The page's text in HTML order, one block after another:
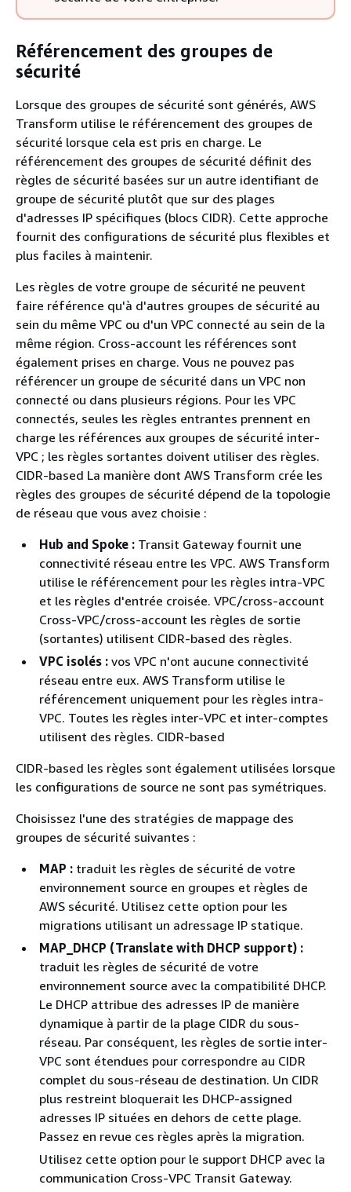
Référencement des groupes de
sécurité
Lorsque des groupes de sécurité sont générés, AWS
Transform utilise le référencement des groupes de
sécurité lorsque cela est pris en charge. Le
référencement des groupes de sécurité définit des
règles de sécurité basées sur un autre identifiant de
groupe de sécurité plutôt que sur des plages
d'adresses IP spécifiques (blocs CIDR). Cette approche
fournit des configurations de sécurité plus flexibles et
plus faciles à maintenir.
Les règles de votre groupe de sécurité ne peuvent
faire référence qu'à d'autres groupes de sécurité au
sein du même VPC ou d'un VPC connecté au sein de la
même région. Cross-account les références sont
également prises en charge. Vous ne pouvez pas
référencer un groupe de sécurité dans un VPC non
connecté ou dans plusieurs régions. Pour les VPC
connectés, seules les règles entrantes prennent en
charge les références aux groupes de sécurité inter-
VPC ; les règles sortantes doivent utiliser des règles.
CIDR-based La manière dont AWS Transform crée les
règles des groupes de sécurité dépend de la topologie
de réseau que vous avez choisie :
Hub and Spoke : Transit Gateway fournit une
connectivité réseau entre les VPC. AWS Transform
utilise le référencement pour les règles intra-VPC
et les règles d'entrée croisée. VPC/cross-account
Cross-VPC/cross-account les règles de sortie
(sortantes) utilisent CIDR-based des règles.
VPC isolés : vos VPC n'ont aucune connectivité
réseau entre eux. AWS Transform utilise le
référencement uniquement pour les règles intra-
VPC. Toutes les règles inter-VPC et inter-comptes
utilisent des règles. CIDR-based
CIDR-based les règles sont également utilisées lorsque
les configurations de source ne sont pas symétriques.
Choisissez l'une des stratégies de mappage des
groupes de sécurité suivantes :
MAP : traduit les règles de sécurité de votre
environnement source en groupes et règles de
AWS sécurité. Utilisez cette option pour les
migrations utilisant un adressage IP statique.
MAP_DHCP (Translate with DHCP support) :
traduit les règles de sécurité de votre
environnement source avec la compatibilité DHCP.
Le DHCP attribue des adresses IP de manière
dynamique à partir de la plage CIDR du sous-
réseau. Par conséquent, les règles de sortie inter-
VPC sont étendues pour correspondre au CIDR
complet du sous-réseau de destination. Un CIDR
plus restreint bloquerait les DHCP-assigned
adresses IP situées en dehors de cette plage.
Passez en revue ces règles après la migration.
Utilisez cette option pour le support DHCP avec la
communication Cross-VPC Transit Gateway.